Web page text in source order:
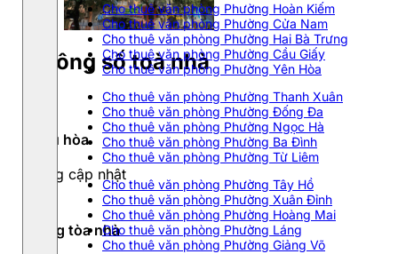
Cho thuê văn phòng Phường Hoàn Kiếm
Cho thuê văn phòng Phường Cửa Nam
Cho thuê văn phòng Phường Hai Bà Trưng
Cho thuê văn phòng Phường Cầu Giấy
Cho thuê văn phòng Phường Yên Hòa
Cho thuê văn phòng Phường Thanh Xuân
Cho thuê văn phòng Phường Đống Đa
Cho thuê văn phòng Phường Ngọc Hà
Cho thuê văn phòng Phường Ba Đình
Cho thuê văn phòng Phường Từ Liêm
Cho thuê văn phòng Phường Tây Hồ
Cho thuê văn phòng Phường Xuân Đỉnh
Cho thuê văn phòng Phường Hoàng Mai
Cho thuê văn phòng Phường Láng
Cho thuê văn phòng Phường Giảng Võ
Thông số toà nhà
Điều hòa
Đang cập nhật
Hạng tòa nhà